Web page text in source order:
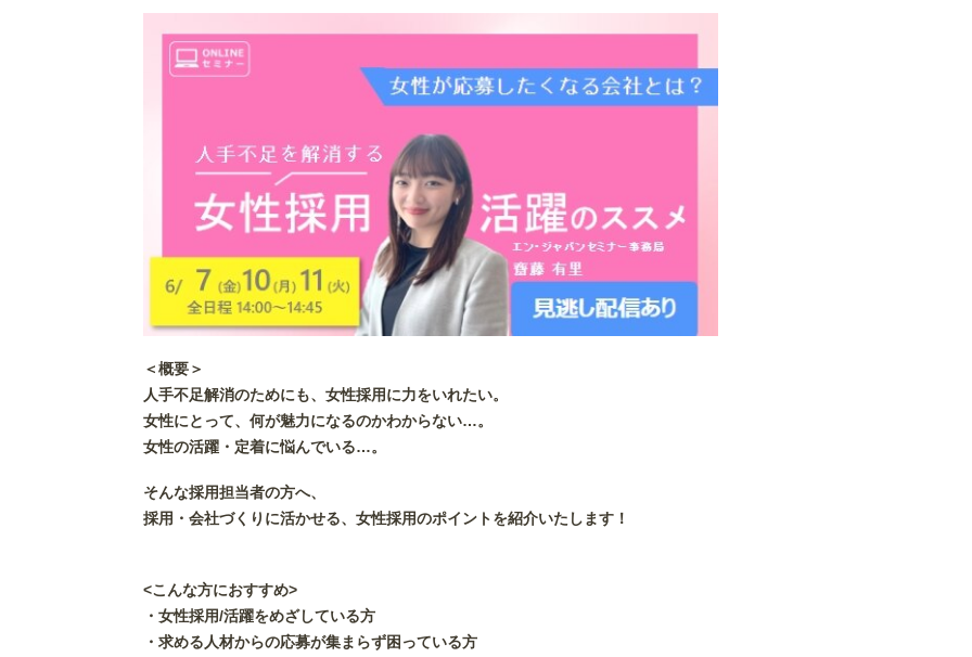
＜概要＞
人手不足解消のためにも、女性採用に力をいれたい。
女性にとって、何が魅力になるのかわからない…。
女性の活躍・定着に悩んでいる…。
そんな採用担当者の方へ、
採用・会社づくりに活かせる、女性採用のポイントを紹介いたします！
<こんな方におすすめ>
・女性採用/活躍をめざしている方
・求める人材からの応募が集まらず困っている方